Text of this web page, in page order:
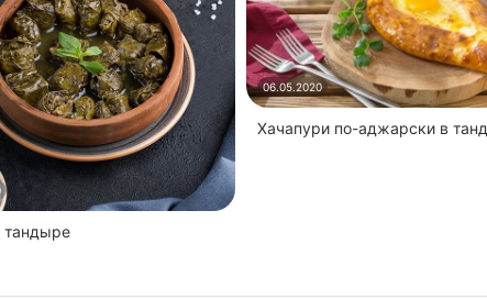
06.05.2020
Хачапури по-аджарски в